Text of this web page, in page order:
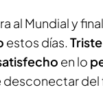
al Mundial y
estos días. Triste
en lo
desconectar